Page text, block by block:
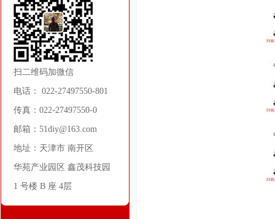
扫二维码加微信
电话： 022-27497550-801
传真：022-27497550-0
邮箱：51diy@163.com
地址：天津市 南开区
华苑产业园区 鑫茂科技园
1 号楼 B 座 4层